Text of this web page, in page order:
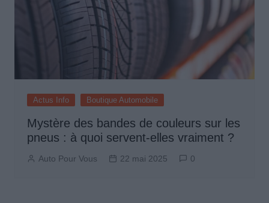
Actus Info Boutique Automobile
Mystère des bandes de couleurs sur les
pneus : à quoi servent-elles vraiment ?
Auto Pour Vous 22 mai 2025 0